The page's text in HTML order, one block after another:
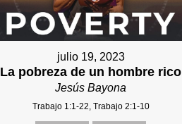
julio 19, 2023
La pobreza de un hombre rico
Jesús Bayona
Trabajo 1:1-22, Trabajo 2:1-10